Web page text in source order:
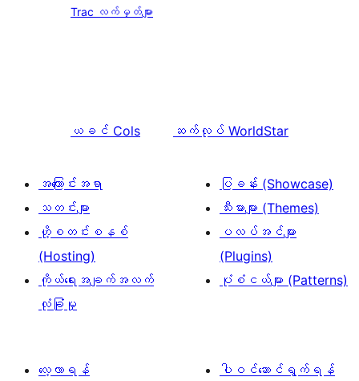
Trac လက်မှတ်များ
ယခင် Cols ဆက်လုပ် WorldStar
အကြောင်းအရာ
သတင်းများ
ဟို့စတင်းစနစ်
(Hosting)
ကိုယ်ရေးအချက်အလက်
လုံခြုံမှု
ပြခန်း (Showcase)
သီးမားများ (Themes)
ပလပ်အင်များ
(Plugins)
ပုံစံငယ်များ (Patterns)
လေ့လာရန်
ပါဝင်ဆောင်ရွက်ရန်